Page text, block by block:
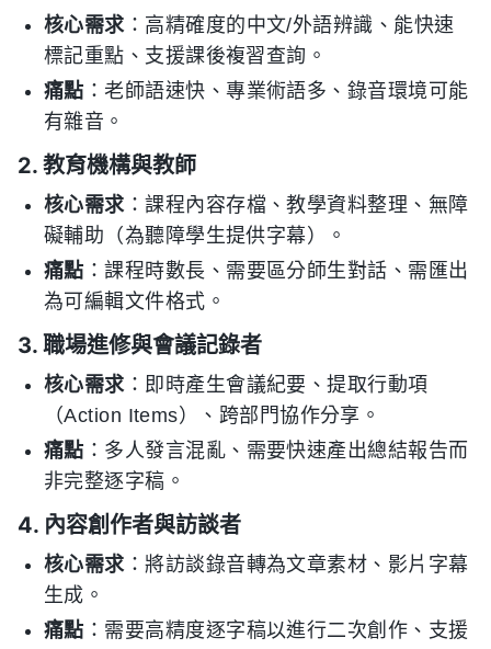
核心需求：高精確度的中文/外語辨識、能快速
標記重點、支援課後複習查詢。
痛點 ：老師語速快、專業術語多、錄音環境可能
有雜音。
2. 教育機構與教師
核心需求：課程內容存檔、教學資料整理、無障
礙輔助（為聽障學生提供字幕）。
痛點 ：課程時數長、需要區分師生對話、需匯出
為可編輯文件格式。
3. 職場進修與會議記錄者
核心需求：即時產生會議紀要、提取行動項
（Action Items）、跨部門協作分享。
痛點 ：多人發言混亂、需要快速產出總結報告而
非完整逐字稿。
4. 內容創作者與訪談者
核心需求：將訪談錄音轉為文章素材、影片字幕
生成。
痛點 ：需要高精度逐字稿以進行二次創作、支援